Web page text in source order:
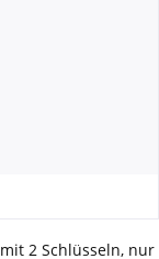
2 Schlüsseln, nur